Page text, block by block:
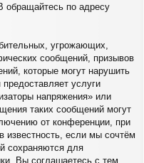
обращайтесь по адресу
угрожающих,
сообщений, призывов
которые могут нарушить
услуги
напряжения» или
таких сообщений могут
от конференции, при
известность, если мы сочтём
сохраняются для
Вы соглашаетесь с тем,